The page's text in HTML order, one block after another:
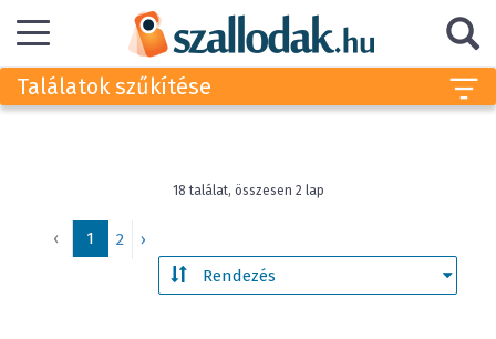
Találatok szűkítése
18 találat, összesen 2 lap
‹ 1 2 ›